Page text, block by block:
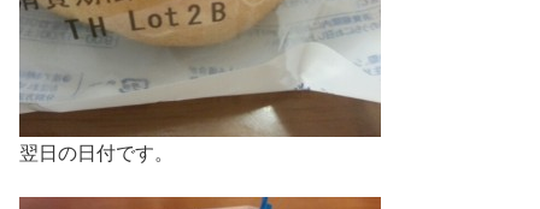
翌日の日付です。